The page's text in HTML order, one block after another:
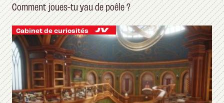
Comment joues-tu yau de poêle ?
Cabinet de curiosités